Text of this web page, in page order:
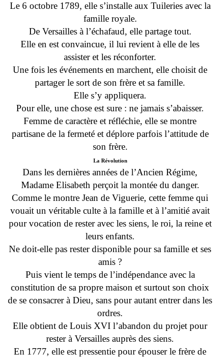
Le 6 octobre 1789, elle s’installe aux Tuileries avec la
famille royale.
De Versailles à l’échafaud, elle partage tout.
Elle en est convaincue, il lui revient à elle de les
assister et les réconforter.
Une fois les événements en marchent, elle choisit de
partager le sort de son frère et sa famille.
Elle s’y appliquera.
Pour elle, une chose est sure : ne jamais s’abaisser.
Femme de caractère et réfléchie, elle se montre
partisane de la fermeté et déplore parfois l’attitude de
son frère.
La Révolution
Dans les dernières années de l’Ancien Régime,
Madame Elisabeth perçoit la montée du danger.
Comme le montre Jean de Viguerie, cette femme qui
vouait un véritable culte à la famille et à l’amitié avait
pour vocation de rester avec les siens, le roi, la reine et
leurs enfants.
Ne doit-elle pas rester disponible pour sa famille et ses
amis ?
Puis vient le temps de l’indépendance avec la
constitution de sa propre maison et surtout son choix
de se consacrer à Dieu, sans pour autant entrer dans les
ordres.
Elle obtient de Louis XVI l’abandon du projet pour
rester à Versailles auprès des siens.
En 1777, elle est pressentie pour épouser le frère de